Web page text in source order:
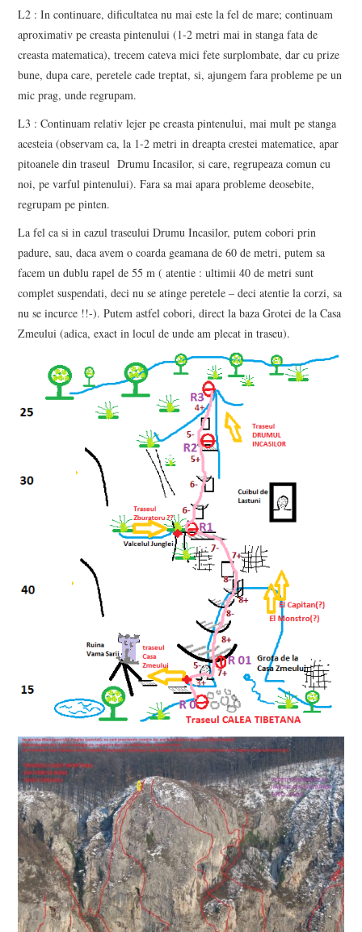
L2 : In continuare, dificultatea nu mai este la fel de mare; continuam
aproximativ pe creasta pintenului (1-2 metri mai in stanga fata de
creasta matematica), trecem cateva mici fete surplombate, dar cu prize
bune, dupa care, peretele cade treptat, si, ajungem fara probleme pe un
mic prag, unde regrupam.
L3 : Continuam relativ lejer pe creasta pintenului, mai mult pe stanga
acesteia (observam ca, la 1-2 metri in dreapta crestei matematice, apar
pitoanele din traseul Drumu Incasilor, si care, regrupeaza comun cu
noi, pe varful pintenului). Fara sa mai apara probleme deosebite,
regrupam pe pinten.
La fel ca si in cazul traseului Drumu Incasilor, putem cobori prin
padure, sau, daca avem o coarda geamana de 60 de metri, putem sa
facem un dublu rapel de 55 m ( atentie : ultimii 40 de metri sunt
complet suspendati, deci nu se atinge peretele – deci atentie la corzi, sa
nu se incurce !!-). Putem astfel cobori, direct la baza Grotei de la Casa
Zmeului (adica, exact in locul de unde am plecat in traseu).